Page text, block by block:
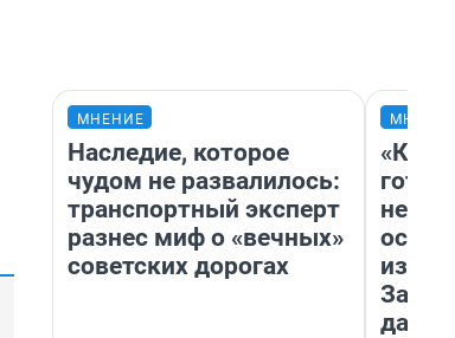
МНЕНИЕ
Наследие, которое
чудом не развалилось:
транспортный эксперт
разнес миф о «вечных»
советских дорогах
дачу